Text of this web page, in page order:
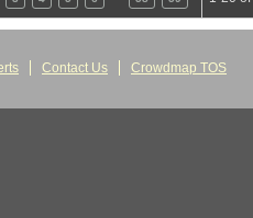
Contact Us Crowdmap TOS